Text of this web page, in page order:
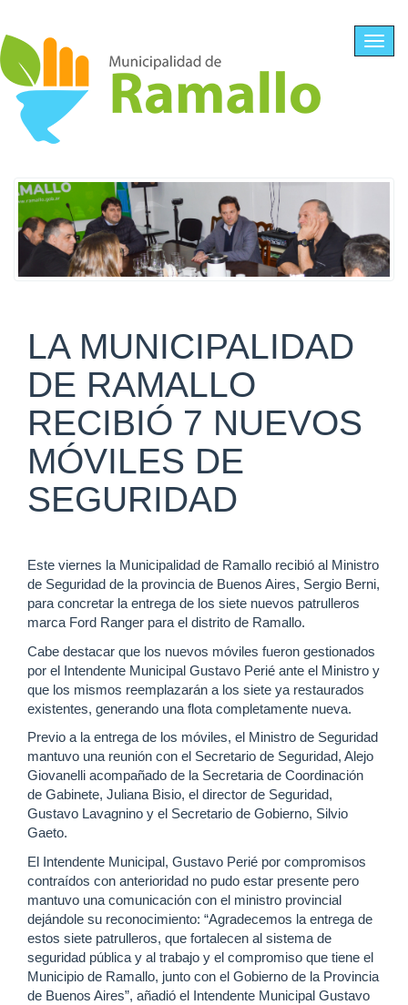
LA MUNICIPALIDAD
DE RAMALLO
RECIBIÓ 7 NUEVOS
MÓVILES DE
SEGURIDAD
Este viernes la Municipalidad de Ramallo recibió al Ministro
de Seguridad de la provincia de Buenos Aires, Sergio Berni,
para concretar la entrega de los siete nuevos patrulleros
marca Ford Ranger para el distrito de Ramallo.
Cabe destacar que los nuevos móviles fueron gestionados
por el Intendente Municipal Gustavo Perié ante el Ministro y
que los mismos reemplazarán a los siete ya restaurados
existentes, generando una flota completamente nueva.
Previo a la entrega de los móviles, el Ministro de Seguridad
mantuvo una reunión con el Secretario de Seguridad, Alejo
Giovanelli acompañado de la Secretaria de Coordinación
de Gabinete, Juliana Bisio, el director de Seguridad,
Gustavo Lavagnino y el Secretario de Gobierno, Silvio
Gaeto.
El Intendente Municipal, Gustavo Perié por compromisos
contraídos con anterioridad no pudo estar presente pero
mantuvo una comunicación con el ministro provincial
dejándole su reconocimiento: “Agradecemos la entrega de
estos siete patrulleros, que fortalecen al sistema de
seguridad pública y al trabajo y el compromiso que tiene el
Municipio de Ramallo, junto con el Gobierno de la Provincia
de Buenos Aires”, añadió el Intendente Municipal Gustavo